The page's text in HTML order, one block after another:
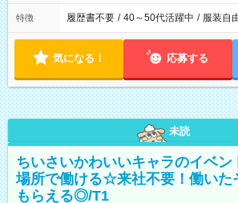
特徴 履歴書不要 / 40～50代活躍中 / 服装自
気になる！ 応募する
未読
ちいさいかわいいキャラのイベン
場所で働ける☆来社不要！働いた
もらえる◎/T1